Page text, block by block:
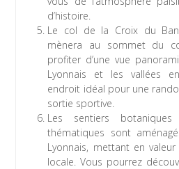
d’histoire.
Le col de la Croix du
mènera au sommet du
profiter d’une vue
Lyonnais et les vallées
endroit idéal pour une
sortie sportive.
Les sentiers
thématiques sont
Lyonnais, mettant en
locale. Vous pourrez